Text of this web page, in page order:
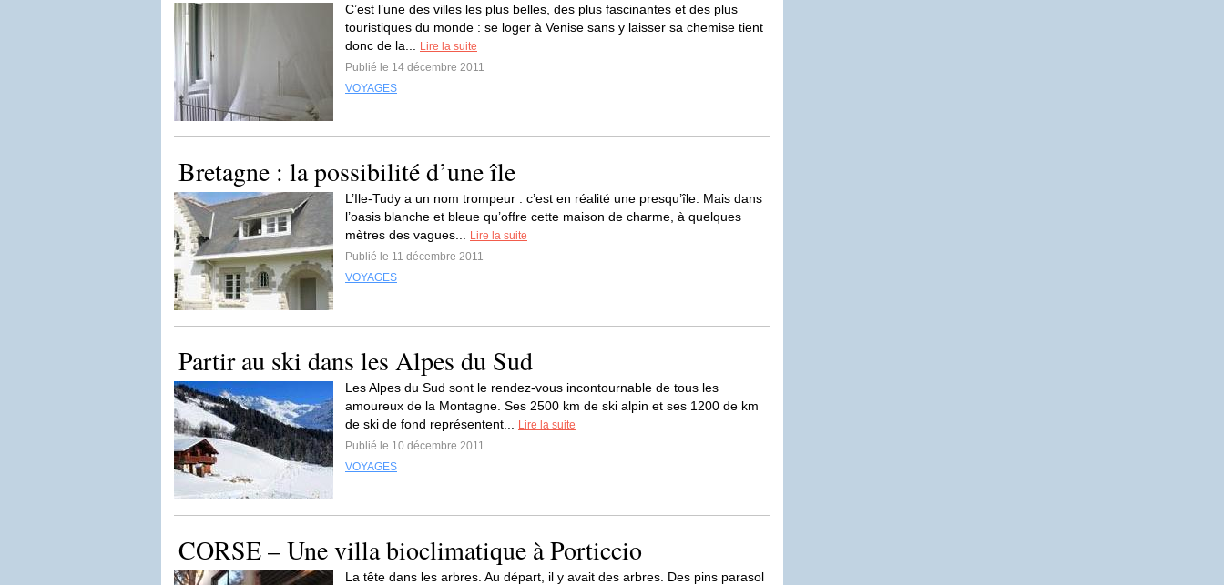
C’est l’une des villes les plus belles, des plus fascinantes et des plus
touristiques du monde : se loger à Venise sans y laisser sa chemise tient
donc de la...
Lire la suite
Publié le 14 décembre 2011
VOYAGES
Bretagne : la possibilité d’une île
L’Ile-Tudy a un nom trompeur : c’est en réalité une presqu’île. Mais dans
l’oasis blanche et bleue qu’offre cette maison de charme, à quelques
mètres des vagues...
Lire la suite
Publié le 11 décembre 2011
VOYAGES
Partir au ski dans les Alpes du Sud
Les Alpes du Sud sont le rendez-vous incontournable de tous les
amoureux de la Montagne. Ses 2500 km de ski alpin et ses 1200 de km
de ski de fond représentent...
Lire la suite
Publié le 10 décembre 2011
VOYAGES
CORSE – Une villa bioclimatique à Porticcio
La tête dans les arbres. Au départ, il y avait des arbres. Des pins parasol